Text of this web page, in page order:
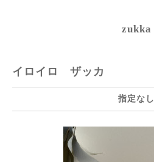
zukka
イロイロ ザッカ
指定なし